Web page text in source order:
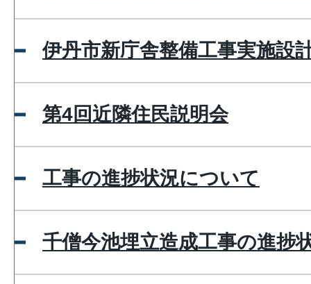
伊丹市新庁舎整備工事実施設
第4回近隣住民説明会
工事の進捗状況について
千僧今池埋立造成工事の進捗